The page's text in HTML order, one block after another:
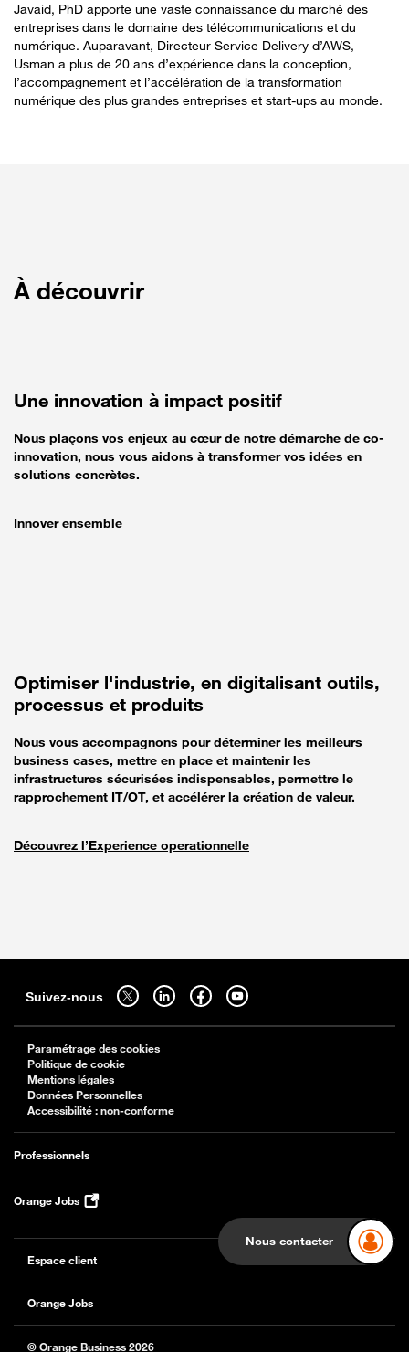
Javaid, PhD apporte une vaste connaissance du marché des
entreprises dans le domaine des télécommunications et du
numérique. Auparavant, Directeur Service Delivery d’AWS,
Usman a plus de 20 ans d’expérience dans la conception,
l’accompagnement et l’accélération de la transformation
numérique des plus grandes entreprises et start-ups au monde.
À découvrir
Une innovation à impact positif
Nous plaçons vos enjeux au cœur de notre démarche de co-
innovation, nous vous aidons à transformer vos idées en
solutions concrètes.
Innover ensemble
Optimiser l'industrie, en digitalisant outils,
processus et produits
Nous vous accompagnons pour déterminer les meilleurs
business cases, mettre en place et maintenir les
infrastructures sécurisées indispensables, permettre le
rapprochement IT/OT, et accélérer la création de valeur.
Découvrez l’Experience operationnelle
Nous contacter
Suivez-nous
Suivez-nous sur twitter - ouverture dans un nouvel onglet
Suivez-nous sur linkedin - ouverture dans un nouvel onglet
Suivez-nous sur facebook - ouverture dans un
Suivez-nous sur youtube - ouverture dans
Paramétrage des cookies
Politique de cookie
Mentions légales
Données Personnelles
Accessibilité : non-conforme
Professionnels
Orange Jobs
Espace client
Orange Jobs
© Orange Business 2026